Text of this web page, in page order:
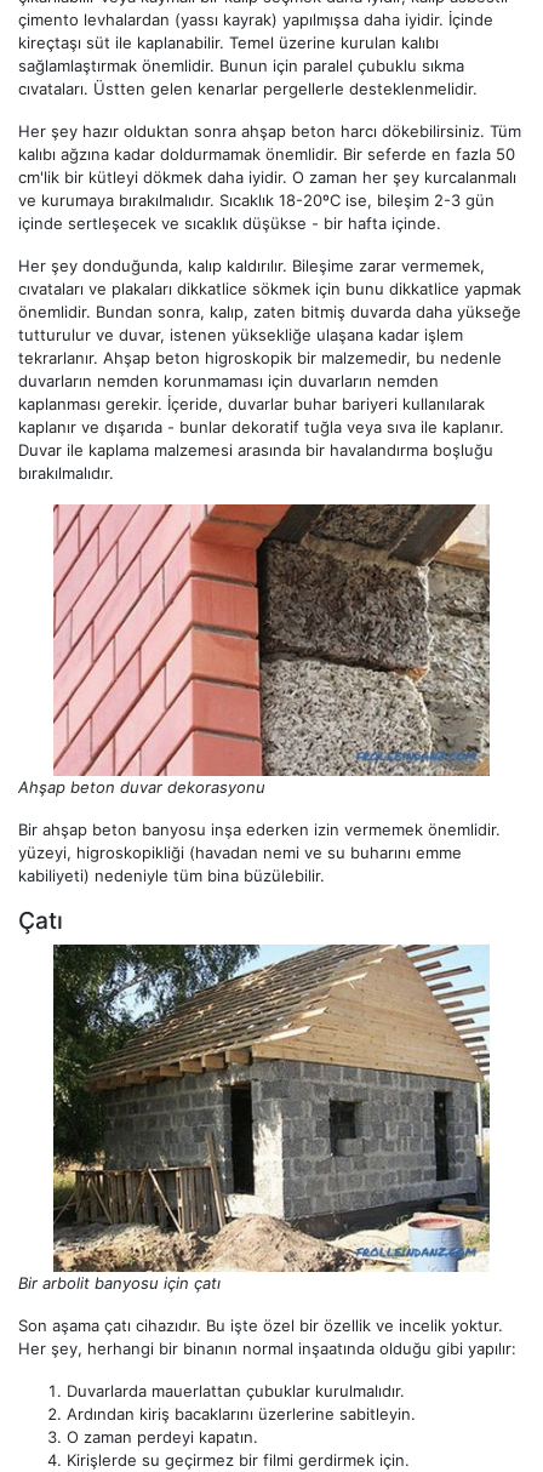
çimento levhalardan (yassı kayrak) yapılmışsa daha iyidir. İçinde
kireçtaşı süt ile kaplanabilir. Temel üzerine kurulan kalıbı
sağlamlaştırmak önemlidir. Bunun için paralel çubuklu sıkma
cıvataları. Üstten gelen kenarlar pergellerle desteklenmelidir.
Her şey hazır olduktan sonra ahşap beton harcı dökebilirsiniz. Tüm
kalıbı ağzına kadar doldurmamak önemlidir. Bir seferde en fazla 50
cm'lik bir kütleyi dökmek daha iyidir. O zaman her şey kurcalanmalı
ve kurumaya bırakılmalıdır. Sıcaklık 18-20ºC ise, bileşim 2-3 gün
içinde sertleşecek ve sıcaklık düşükse - bir hafta içinde.
Her şey donduğunda, kalıp kaldırılır. Bileşime zarar vermemek,
cıvataları ve plakaları dikkatlice sökmek için bunu dikkatlice yapmak
önemlidir. Bundan sonra, kalıp, zaten bitmiş duvarda daha yükseğe
tutturulur ve duvar, istenen yüksekliğe ulaşana kadar işlem
tekrarlanır. Ahşap beton higroskopik bir malzemedir, bu nedenle
duvarların nemden korunmaması için duvarların nemden
kaplanması gerekir. İçeride, duvarlar buhar bariyeri kullanılarak
kaplanır ve dışarıda - bunlar dekoratif tuğla veya sıva ile kaplanır.
Duvar ile kaplama malzemesi arasında bir havalandırma boşluğu
bırakılmalıdır.
Ahşap beton duvar dekorasyonu
Bir ahşap beton banyosu inşa ederken izin vermemek önemlidir.
yüzeyi, higroskopikliği (havadan nemi ve su buharını emme
kabiliyeti) nedeniyle tüm bina büzülebilir.
Çatı
Bir arbolit banyosu için çatı
Son aşama çatı cihazıdır. Bu işte özel bir özellik ve incelik yoktur.
Her şey, herhangi bir binanın normal inşaatında olduğu gibi yapılır:
Duvarlarda mauerlattan çubuklar kurulmalıdır.
Ardından kiriş bacaklarını üzerlerine sabitleyin.
O zaman perdeyi kapatın.
Kirişlerde su geçirmez bir filmi gerdirmek için.